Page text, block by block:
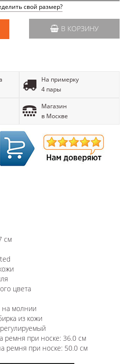
свой размер?
В КОРЗИНУ
На примерку
4 пары
Магазин
в Москве
см
цвета
на молнии
из кожи
ремня при носке: 36.0 см
ремня при носке: 50.0 см